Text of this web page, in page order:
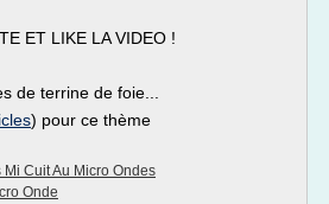
ET LIKE LA VIDEO !
de terrine de foie...
) pour ce thème
Cuit Au Micro Ondes
Onde